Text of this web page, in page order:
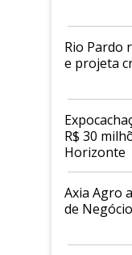
Rio Pardo
e projeta
R$ 30
Horizonte
Axia Agro
de